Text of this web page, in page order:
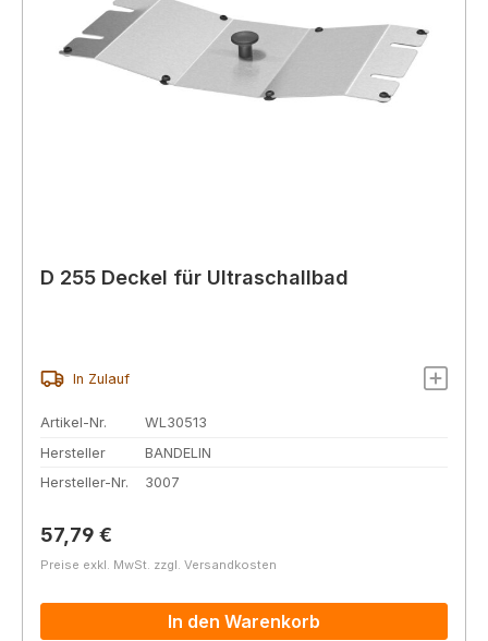
D 255 Deckel für Ultraschallbad
In Zulauf
Artikel-Nr.
WL30513
Hersteller
BANDELIN
Hersteller-Nr.
3007
Regulärer Preis:
57,79 €
Preise exkl. MwSt. zzgl. Versandkosten
In den Warenkorb